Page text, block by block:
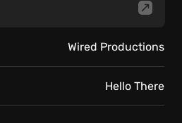
Wired Productions
Hello There